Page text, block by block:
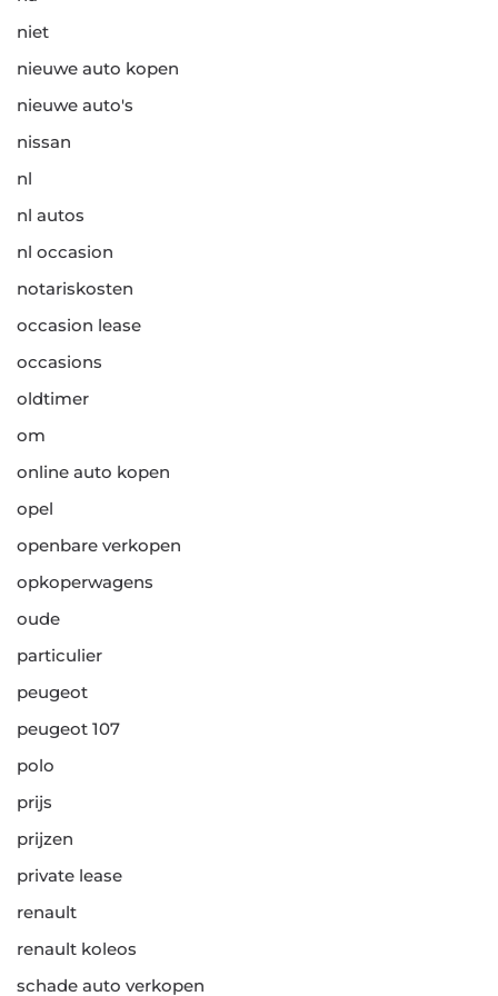
niet
nieuwe auto kopen
nieuwe auto's
nissan
nl
nl autos
nl occasion
notariskosten
occasion lease
occasions
oldtimer
om
online auto kopen
opel
openbare verkopen
opkoperwagens
oude
particulier
peugeot
peugeot 107
polo
prijs
prijzen
private lease
renault
renault koleos
schade auto verkopen